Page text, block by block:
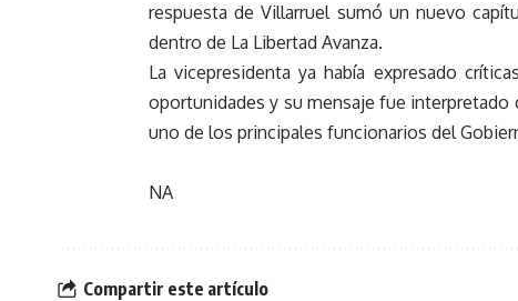
respuesta de Villarruel sumó un nuevo
dentro de La Libertad Avanza.
La vicepresidenta ya había expresado
oportunidades y su mensaje fue
uno de los principales funcionarios del
NA
Compartir este artículo